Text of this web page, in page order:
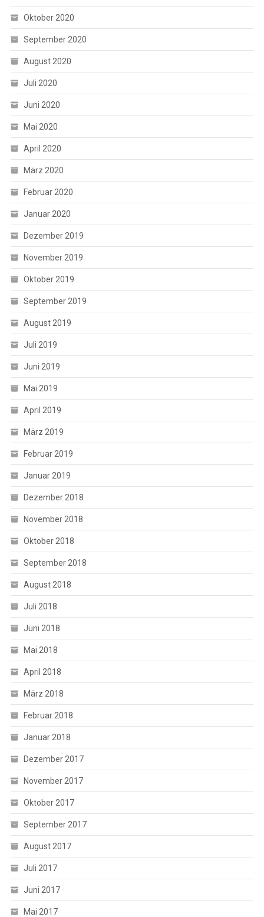
Oktober 2020
September 2020
August 2020
Juli 2020
Juni 2020
Mai 2020
April 2020
März 2020
Februar 2020
Januar 2020
Dezember 2019
November 2019
Oktober 2019
September 2019
August 2019
Juli 2019
Juni 2019
Mai 2019
April 2019
März 2019
Februar 2019
Januar 2019
Dezember 2018
November 2018
Oktober 2018
September 2018
August 2018
Juli 2018
Juni 2018
Mai 2018
April 2018
März 2018
Februar 2018
Januar 2018
Dezember 2017
November 2017
Oktober 2017
September 2017
August 2017
Juli 2017
Juni 2017
Mai 2017